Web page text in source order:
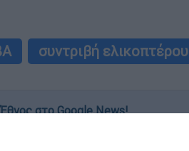
συντριβή ελικοπτέρου
στο Google News!